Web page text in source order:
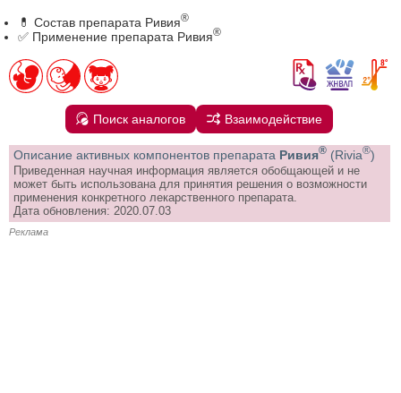
💊 Состав препарата Ривия®
✅ Применение препарата Ривия®
Поиск аналогов Взаимодействие
Описание активных компонентов препарата Ривия® (Rivia®)
Приведенная научная информация является обобщающей и не
может быть использована для принятия решения о возможности
применения конкретного лекарственного препарата.
Дата обновления: 2020.07.03
Реклама